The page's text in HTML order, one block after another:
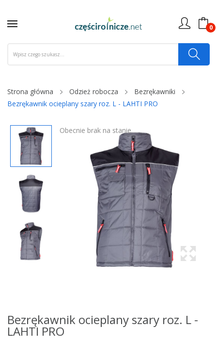
0
Strona główna Odzież robocza
Bezrękawniki
Bezrękawnik ocieplany szary roz. L - LAHTI PRO
Obecnie brak na stanie
Bezrękawnik ocieplany szary roz. L -
LAHTI PRO